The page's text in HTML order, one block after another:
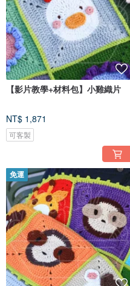
【影片教學+材料包】小雞織片
NT$ 1,871
可客製
免運